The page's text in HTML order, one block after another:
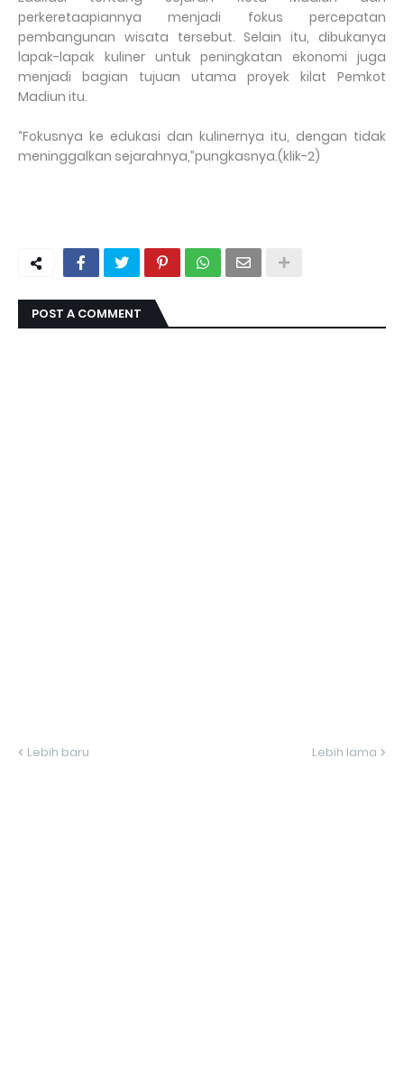
perkeretaapiannya menjadi fokus percepatan
pembangunan wisata tersebut. Selain itu, dibukanya
lapak-lapak kuliner untuk peningkatan ekonomi juga
menjadi bagian tujuan utama proyek kilat Pemkot
Madiun itu.
“Fokusnya ke edukasi dan kulinernya itu, dengan tidak
meninggalkan sejarahnya,”pungkasnya.(klik-2)
POST A COMMENT
Lebih baru Lebih lama